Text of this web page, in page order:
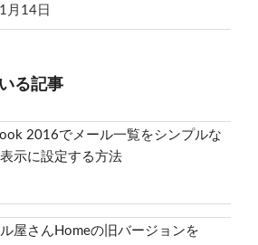
月14日
る記事
2016でメール一覧をシンプルな
示に設定する方法
屋さんHomeの旧バージョンを